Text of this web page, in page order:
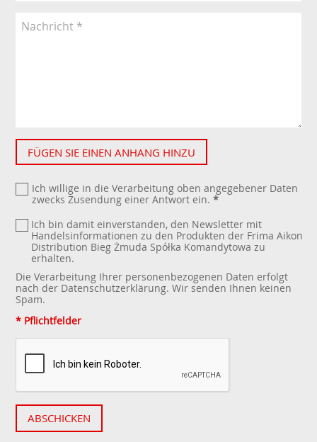
FÜGEN SIE EINEN ANHANG HINZU
Ich willige in die Verarbeitung oben angegebener Daten
zwecks Zusendung einer Antwort ein. *
Ich bin damit einverstanden, den Newsletter mit
Handelsinformationen zu den Produkten der Frima Aikon
Distribution Bieg Żmuda Spółka Komandytowa zu
erhalten.
Die Verarbeitung Ihrer personenbezogenen Daten erfolgt
nach der Datenschutzerklärung. Wir senden Ihnen keinen
Spam.
* Pflichtfelder
ABSCHICKEN